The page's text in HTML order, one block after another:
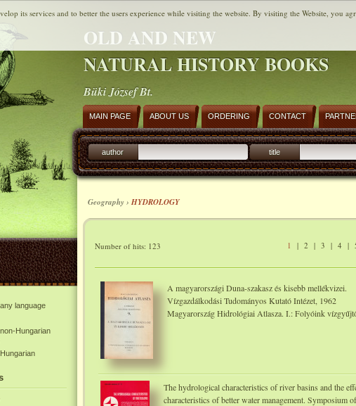
OLD AND NEW
NATURAL HISTORY BOOKS
Büki József Bt.
language
Hungarian
MAIN PAGE ABOUT US ORDERING CONTACT
author title
Geography › HYDROLOGY
1 | 2 | 3 | 4 |
Number of hits: 123
A magyarországi Duna-szakasz és kisebb mellékvizei.
Vízgazdálkodási Tudományos Kutató Intézet, 1962
Magyarország Hidrológiai Atlasza. I.: Folyóink
The hydrological characteristics of river basins and the
characteristics of better water management. Symposium
its services and to better the users experience while visiting the website. By visiting the Website, you